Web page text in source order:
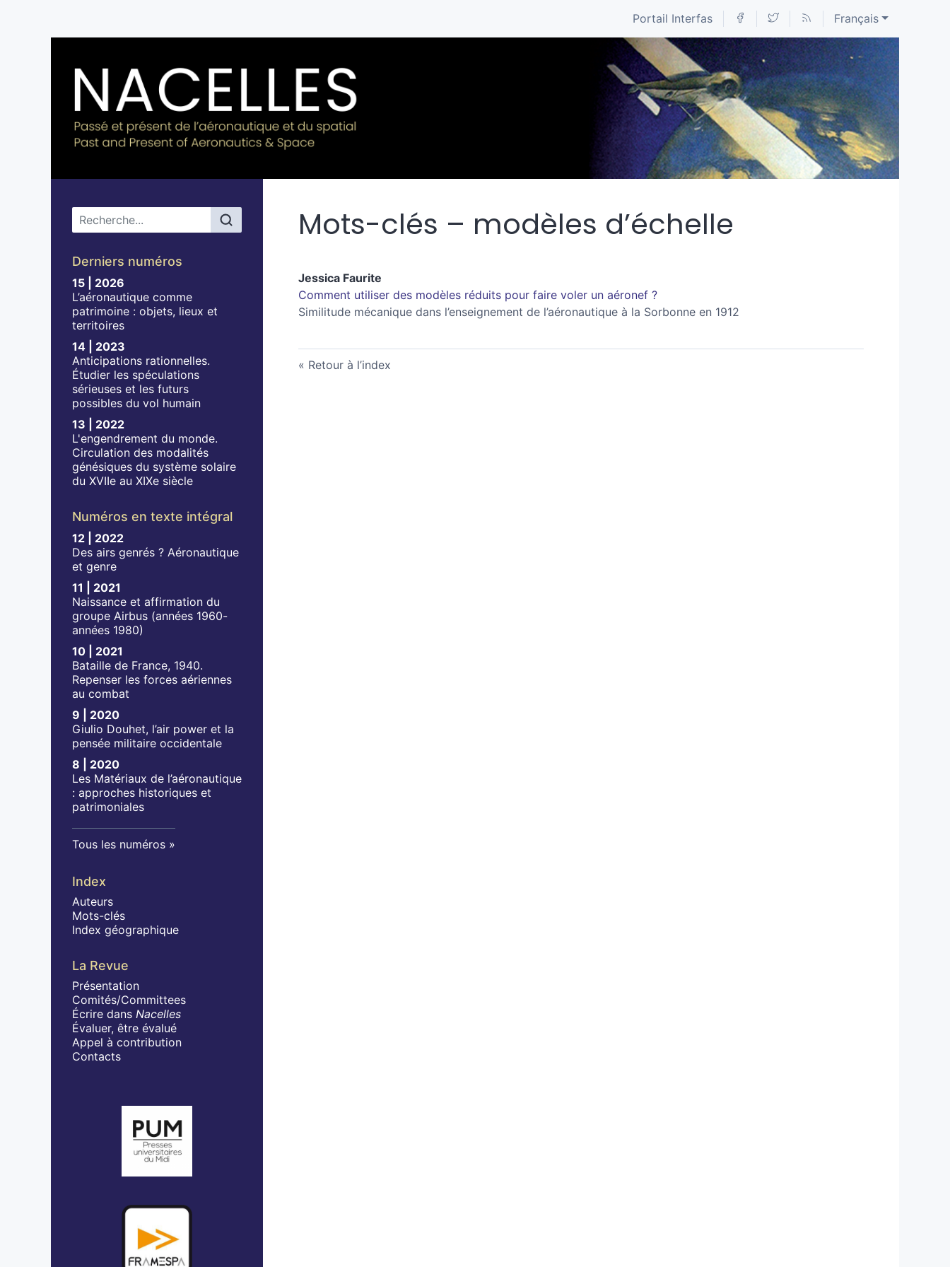
Portail Interfas Français
Menu principal
Derniers numéros
15 | 2026
L’aéronautique comme
patrimoine : objets, lieux et
territoires
14 | 2023
Anticipations rationnelles.
Étudier les spéculations
sérieuses et les futurs
possibles du vol humain
13 | 2022
L'engendrement du monde.
Circulation des modalités
génésiques du système solaire
du XVIIe au XIXe siècle
Numéros en texte intégral
12 | 2022
Des airs genrés ? Aéronautique
et genre
11 | 2021
Naissance et affirmation du
groupe Airbus (années 1960-
années 1980)
10 | 2021
Bataille de France, 1940.
Repenser les forces aériennes
au combat
9 | 2020
Giulio Douhet, l’air power et la
pensée militaire occidentale
8 | 2020
Les Matériaux de l’aéronautique
: approches historiques et
patrimoniales
Tous les numéros
Index
Auteurs
Mots-clés
Index géographique
La Revue
Présentation
Comités/Committees
Écrire dans Nacelles
Évaluer, être évalué
Appel à contribution
Contacts
Mots-clés – modèles d’échelle
Jessica Faurite
Comment utiliser des modèles réduits pour faire voler un aéronef ?
Similitude mécanique dans l’enseignement de l’aéronautique à la Sorbonne en 1912
Retour à l’index